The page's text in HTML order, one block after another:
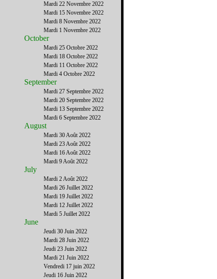
Mardi 22 Novembre 2022
Mardi 15 Novembre 2022
Mardi 8 Novembre 2022
Mardi 1 Novembre 2022
October
Mardi 25 Octobre 2022
Mardi 18 Octobre 2022
Mardi 11 Octobre 2022
Mardi 4 Octobre 2022
September
Mardi 27 Septembre 2022
Mardi 20 Septembre 2022
Mardi 13 Septembre 2022
Mardi 6 Septembre 2022
August
Mardi 30 Août 2022
Mardi 23 Août 2022
Mardi 16 Août 2022
Mardi 9 Août 2022
July
Mardi 2 Août 2022
Mardi 26 Juillet 2022
Mardi 19 Juillet 2022
Mardi 12 Juillet 2022
Mardi 5 Juillet 2022
June
Jeudi 30 Juin 2022
Mardi 28 Juin 2022
Jeudi 23 Juin 2022
Mardi 21 Juin 2022
Vendredi 17 juin 2022
Jeudi 16 Juin 2022